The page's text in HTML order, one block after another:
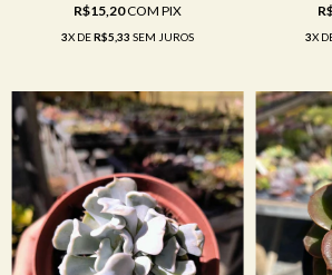
R$15,20COM PIX
3X DER$5,33 SEM JUROS 3X